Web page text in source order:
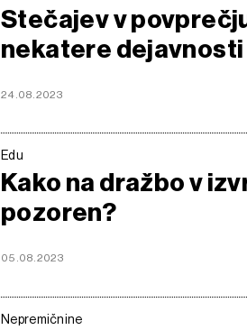
Stečajev v
nekatere dejavnosti
24.08.2023
Edu
Kako na dražbo v
pozoren?
05.08.2023
Nepremičnine